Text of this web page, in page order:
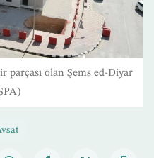
parçası olan Şems ed-Diyar